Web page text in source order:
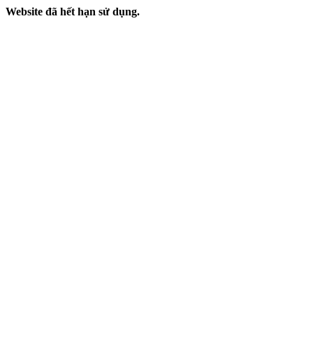
Website đã hết hạn sử dụng.